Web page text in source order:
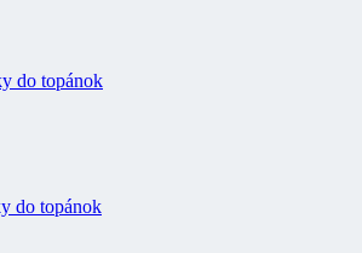
do topánok
do topánok